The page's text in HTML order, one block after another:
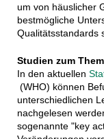
um von häuslicher
bestmögliche
Qualitätsstandards
Studien zum
In den aktuellen
(WHO) können
unterschiedlichen
nachgelesen
sogenannte "key